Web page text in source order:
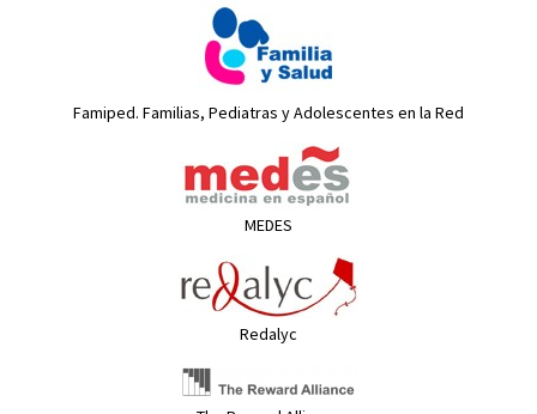
Famiped. Familias, Pediatras y Adolescentes en la Red
MEDES
Redalyc